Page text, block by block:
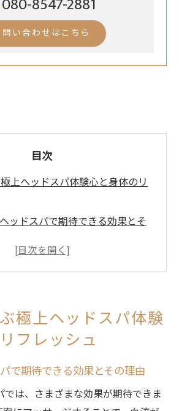
問い合わせはこちら
目次
上ヘッドスパ体験心と身体のリ
ッドスパで期待できる効果とそ
がもたらす安心感とリラクゼー
パによるストレス解消のメリット
ンの極み枚方市のヘッドスパで
極上ヘッドスパ体験
フレッシュ
で期待できる効果とその理由
は、さまざまな効果が期待できま